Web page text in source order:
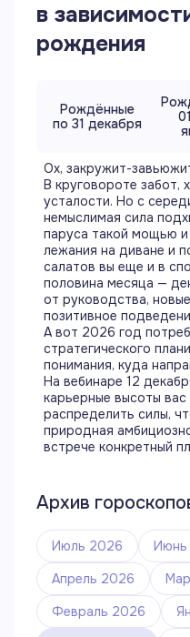
в
рождения
Рождённые
по 31 декабря
Ох, закружит-
В круговороте забот,
усталости. Но с
немыслимая сила
паруса такой мощью
лежания на диване и
салатов вы еще и в
половина месяца —
от руководства,
позитивное
А вот 2026 год
стратегического
понимания, куда
На вебинаре 12
карьерные высоты
распределить силы,
природная
встрече конкретный
Архив
Июль 2026 Июнь
Апрель 2026
Февраль 2026